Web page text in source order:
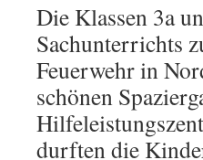
Die Klassen 3a
Sachunterrichts
Feuerwehr in
schönen
durften die